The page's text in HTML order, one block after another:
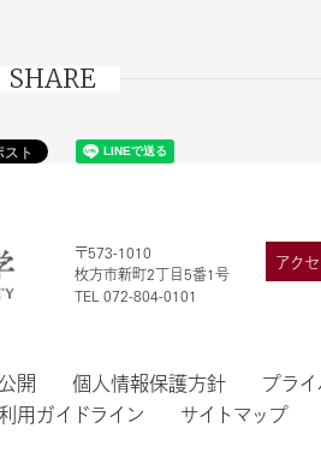
SHARE
〒573-1010
枚方市新町2丁目5番1号
TEL 072-804-0101
アク
開 個人情報保護方針
プライ
用ガイドライン
サイトマップ